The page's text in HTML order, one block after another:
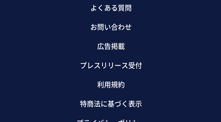
よくある質問
お問い合わせ
広告掲載
プレスリリース受付
利用規約
特商法に基づく表示